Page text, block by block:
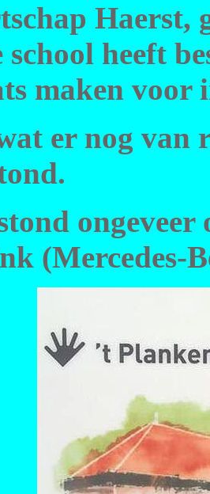
Haerst,
heeft
maken
er nog van
(Mercedes-